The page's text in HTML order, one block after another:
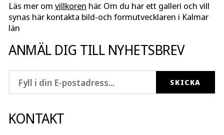
Läs mer om villkoren här. Om du har ett galleri och vill
synas här kontakta bild-och formutvecklaren i Kalmar
län
ANMÄL DIG TILL NYHETSBREV
KONTAKT